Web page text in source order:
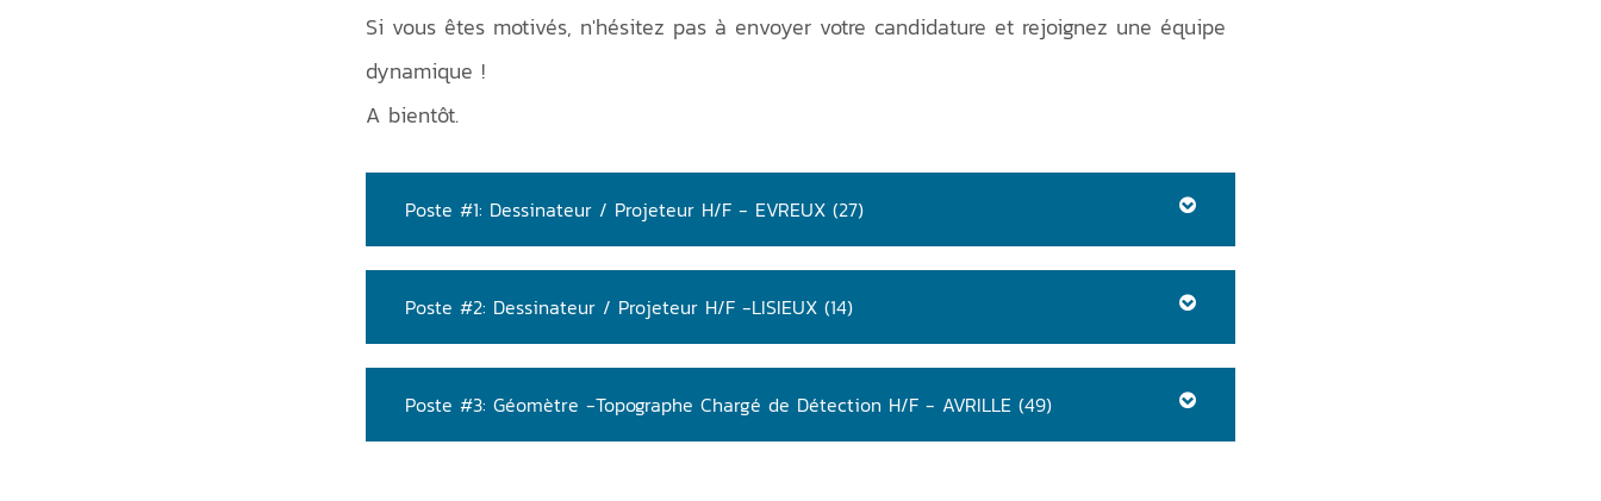
Si vous êtes motivés, n'hésitez pas à envoyer votre candidature et rejoignez une équipe
dynamique !
A bientôt.
Poste #1: Dessinateur / Projeteur H/F - EVREUX (27)
Poste #2: Dessinateur / Projeteur H/F -LISIEUX (14)
Poste #3: Géomètre -Topographe Chargé de Détection H/F - AVRILLE (49)